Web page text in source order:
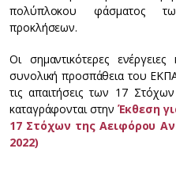
πολύπλοκου φάσματος
προκλήσεων.
Οι σημαντικότερες
συνολική προσπάθεια του
τις απαιτήσεις των 17
καταγράφονται στην Έκθεση
17 Στόχων της Αειφόρου
2022)